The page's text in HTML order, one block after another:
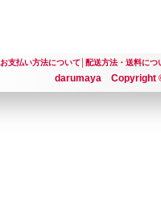
お支払い方法について│ 配送方法・送料につ
darumaya Copyright